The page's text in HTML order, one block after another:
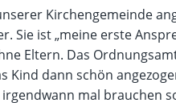
Kirchengemeinde
Sie ist „meine erste
Eltern. Das
Kind dann schön
mal brauchen